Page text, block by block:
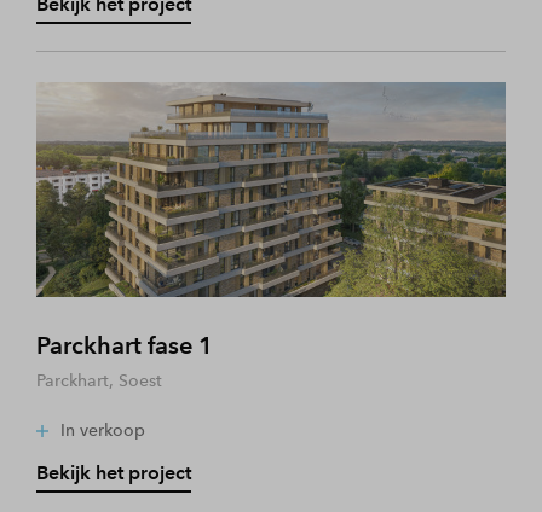
Parckhart fase 1
Parckhart, Soest
In verkoop
Bekijk het project